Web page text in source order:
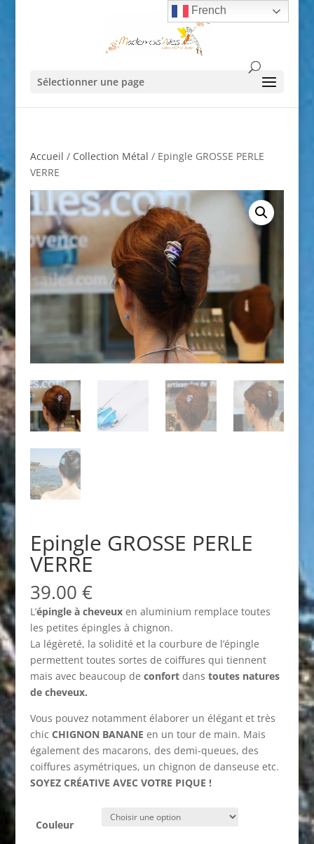
Sélectionner une page
Accueil / Collection Métal / Epingle GROSSE PERLE
VERRE
Epingle GROSSE PERLE
VERRE
39.00 €
L’épingle à cheveux en aluminium remplace toutes
les petites épingles à chignon.
La légèreté, la solidité et la courbure de l’épingle
permettent toutes sortes de coiffures qui tiennent
mais avec beaucoup de confortdans toutes natures
de cheveux.
Vous pouvez notamment élaborer un élégant et très
chic CHIGNON BANANE en un tour de main. Mais
également des macarons, des demi-queues, des
coiffures asymétriques, un chignon de danseuse etc.
SOYEZ CRÉATIVE AVEC VOTRE PIQUE !
Couleur
French